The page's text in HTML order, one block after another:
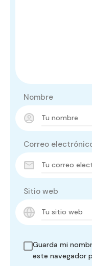
Nombre
Correo
Sitio web
Guarda mi
este navegador